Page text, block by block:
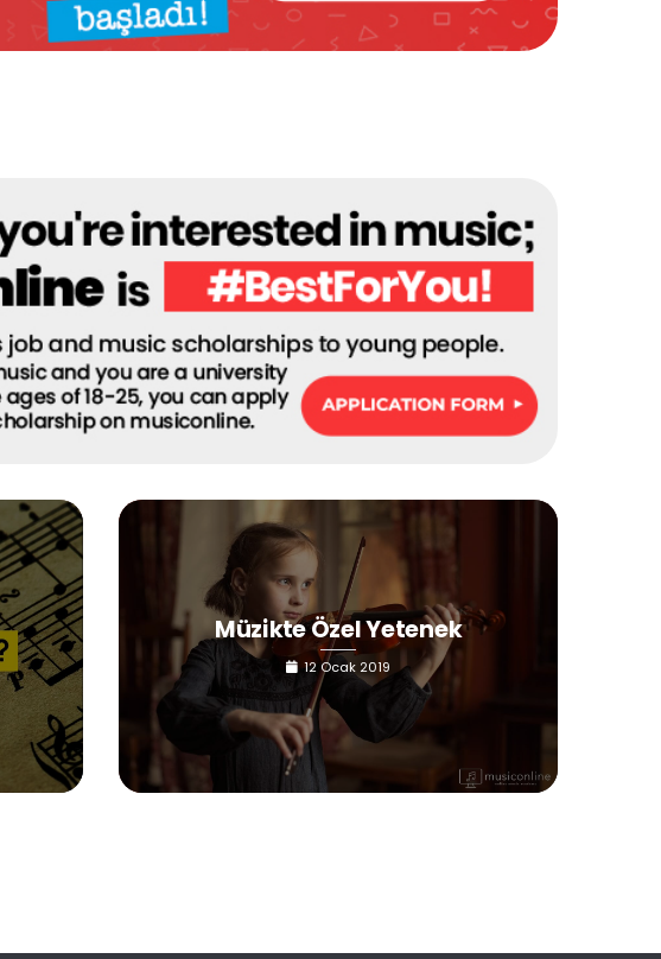
Müzikte Özel Yetenek
12 Ocak 2019